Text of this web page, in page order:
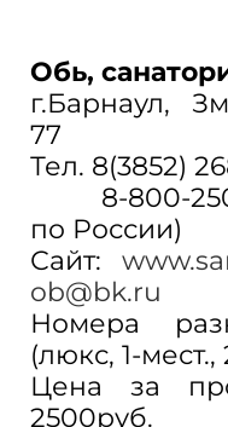
Обь,
г.Барнаул,
77
Тел. 8(3852)
8-800-250-
по России)
Сайт:
ob@bk.ru
Номера
(люкс, 1-
Цена за
2500руб.